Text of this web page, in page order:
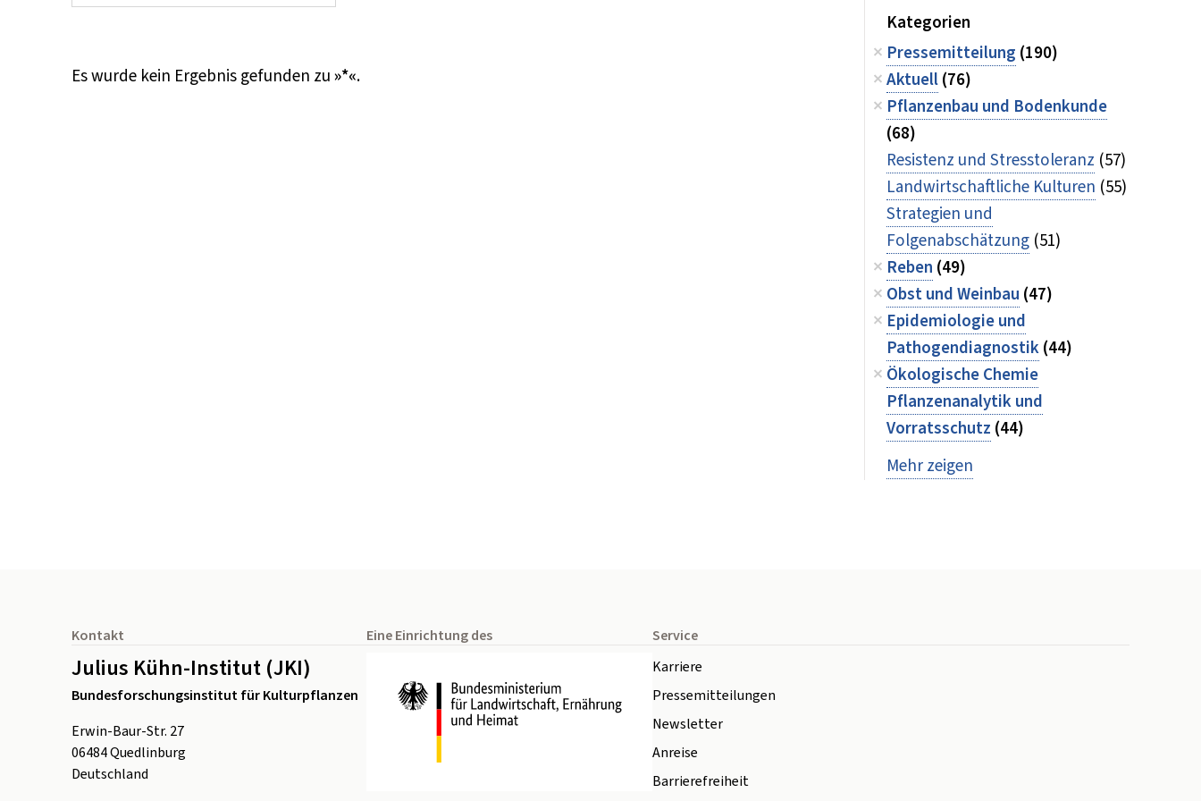
Es wurde kein Ergebnis gefunden zu»*«.
Kategorien
Pressemitteilung (190)
Aktuell(76)
Pflanzenbau und Bodenkunde
(68)
Resistenz und Stresstoleranz (57)
Landwirtschaftliche Kulturen (55)
Strategien und
Folgenabschätzung (51)
Reben (49)
Obst und Weinbau (47)
Epidemiologie und
Pathogendiagnostik(44)
Ökologische Chemie
Pflanzenanalytik und
Vorratsschutz (44)
Mehr zeigen
Kontakt
Julius Kühn-Institut (JKI)
Bundesforschungsinstitut für Kulturpflanzen
Erwin-Baur-Str. 27
06484Quedlinburg
Deutschland
Eine Einrichtung des
Service
Karriere
Pressemitteilungen
Newsletter
Anreise
Barrierefreiheit